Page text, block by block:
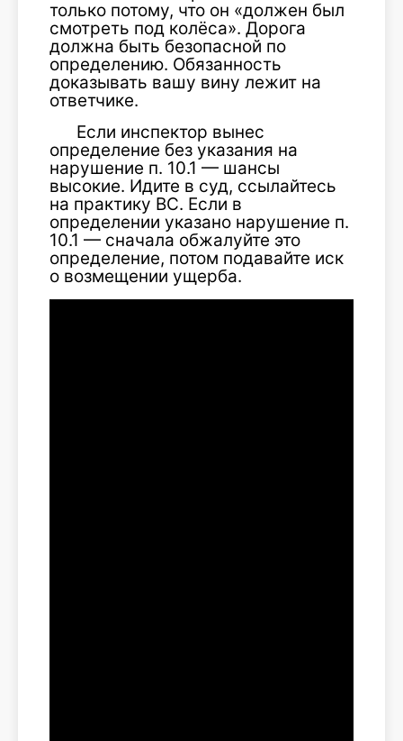
только потому, что он «должен был
смотреть под колёса». Дорога
должна быть безопасной по
определению. Обязанность
доказывать вашу вину лежит на
ответчике.
Если инспектор вынес
определение без указания на
нарушение п. 10.1 — шансы
высокие. Идите в суд, ссылайтесь
на практику ВС. Если в
определении указано нарушение п.
10.1 — сначала обжалуйте это
определение, потом подавайте иск
о возмещении ущерба.